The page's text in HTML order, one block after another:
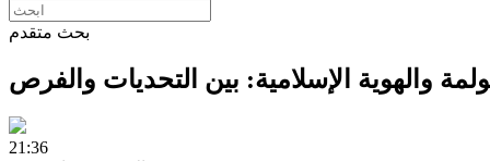
بحث متقدم
والهوية الإسلامية: بين التحديات والفرص
21:36